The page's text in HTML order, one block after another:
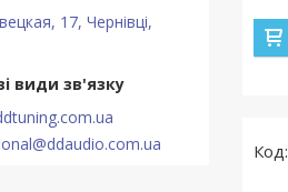
17, Чернівці,